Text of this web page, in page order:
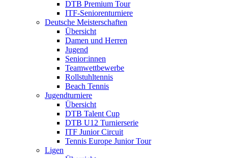
DTB Premium Tour
ITF-Seniorenturniere
Deutsche Meisterschaften
Übersicht
Damen und Herren
Jugend
Senior:innen
Teamwettbewerbe
Rollstuhltennis
Beach Tennis
Jugendturniere
Übersicht
DTB Talent Cup
DTB U12 Turnierserie
ITF Junior Circuit
Tennis Europe Junior Tour
Ligen